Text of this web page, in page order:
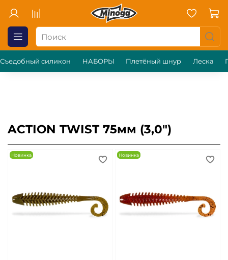
Съедобный силикон НАБОРЫ Плетёный шнур Леска
AСTION TWIST 75мм (3,0")
Новинка Новинка